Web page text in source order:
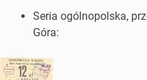
Seria ogólnopolska,
Góra: